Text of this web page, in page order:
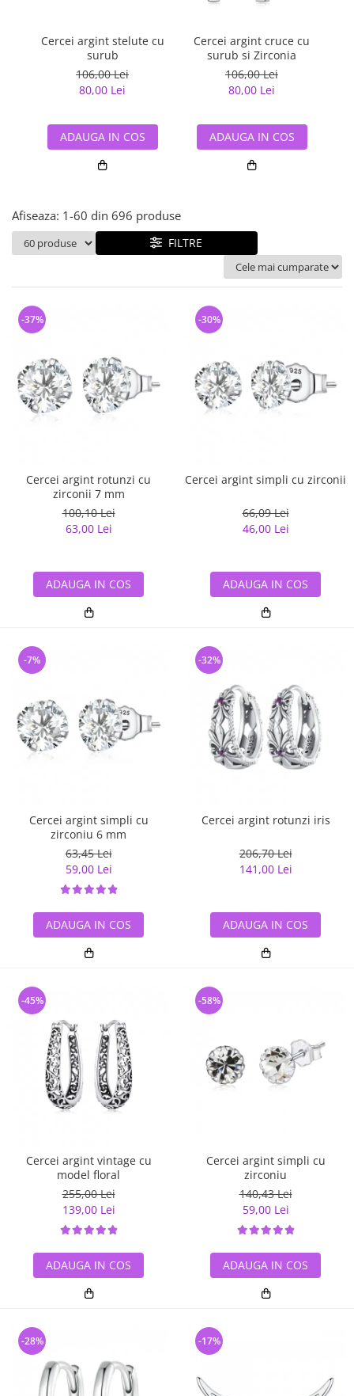
Bijuterii argint placat cu aur
Bijuterii gotice si rock
Bijuterii Handmade
Bijuterii fantezie
Bijuterii tungsten
Solutii si lavete de curatare
bijuterii argint
Cercei argint stelute cu
surub
106,00 Lei
80,00 Lei
ADAUGA IN COS
Cercei argint cruce cu
surub si Zirconia
106,00 Lei
80,00 Lei
ADAUGA IN COS
Afiseaza: 1-60 din 696 produse
FILTRE
Cercei argint rotunzi cu
zirconii 7 mm
100,10 Lei
63,00 Lei
-37%
ADAUGA IN COS
Cercei argint simpli cu zirconii
66,09 Lei
46,00 Lei
-30%
ADAUGA IN COS
Cercei argint simpli cu
zirconiu 6 mm
63,45 Lei
59,00 Lei
-7%
ADAUGA IN COS
Cercei argint rotunzi iris
206,70 Lei
141,00 Lei
-32%
ADAUGA IN COS
Cercei argint vintage cu
model floral
255,00 Lei
139,00 Lei
-45%
ADAUGA IN COS
Cercei argint simpli cu
zirconiu
140,43 Lei
59,00 Lei
-58%
ADAUGA IN COS
-28% -17%